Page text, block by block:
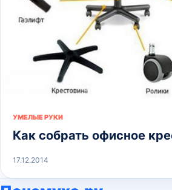
УМЕЛЫЕ РУКИ
Как собрать офисное
17.12.2014